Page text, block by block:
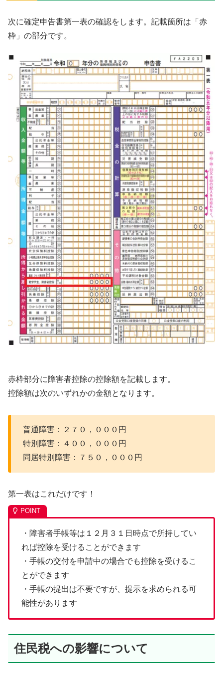
次に確定申告書第一表の確認をします。記載箇所は「赤
枠」の部分です。
赤枠部分に障害者控除の控除額を記載します。
控除額は次のいずれかの金額となります。
普通障害：２７０，０００円
特別障害：４００，０００円
同居特別障害：７５０，０００円
第一表はこれだけです！
・障害者手帳等は１２月３１日時点で所持してい
れば控除を受けることができます
・手帳の交付を申請中の場合でも控除を受けるこ
とができます
・手帳の提出は不要ですが、提示を求められる可
能性があります
住民税への影響について